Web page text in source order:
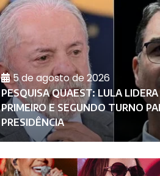
5 de agosto de 2026
PESQUISA QUAEST: LULA
PRIMEIRO E SEGUNDO TURNO
PRESIDÊNCIA